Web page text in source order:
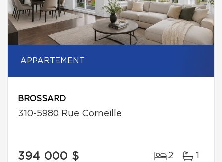
APPARTEMENT
BROSSARD
310-5980 Rue Corneille
394 000 $ 2 1